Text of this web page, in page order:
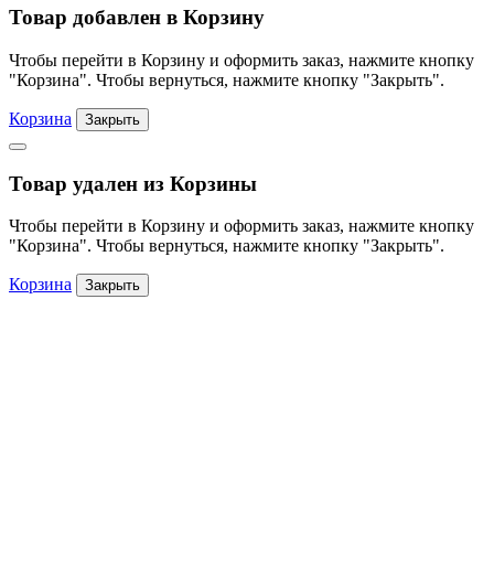
Товар добавлен в Корзину
Чтобы перейти в Корзину и оформить заказ, нажмите кнопку
"Корзина". Чтобы вернуться, нажмите кнопку "Закрыть".
Корзина Закрыть
Товар удален из Корзины
Чтобы перейти в Корзину и оформить заказ, нажмите кнопку
"Корзина". Чтобы вернуться, нажмите кнопку "Закрыть".
Корзина Закрыть